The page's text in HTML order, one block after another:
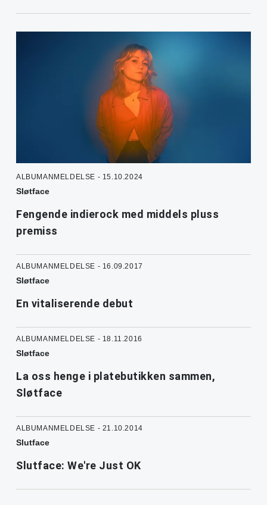
ALBUMANMELDELSE - 15.10.2024
Sløtface
Fengende indierock med middels pluss
premiss
ALBUMANMELDELSE - 16.09.2017
Sløtface
En vitaliserende debut
ALBUMANMELDELSE - 18.11.2016
Sløtface
La oss henge i platebutikken sammen,
Sløtface
ALBUMANMELDELSE - 21.10.2014
Slutface
Slutface: We're Just OK